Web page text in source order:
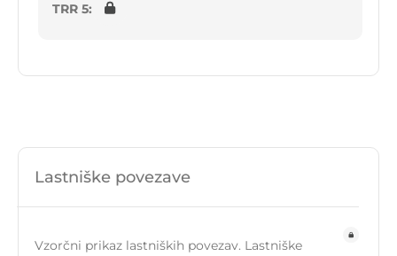
TRR 5:
Lastniške povezave
Vzorčni prikaz lastniških povezav. Lastniške